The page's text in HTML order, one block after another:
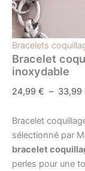
Bracelets
Bracelet
inoxydable
24,99 € – 33,99
Bracelet
sélectionné par
bracelet
perles pour une